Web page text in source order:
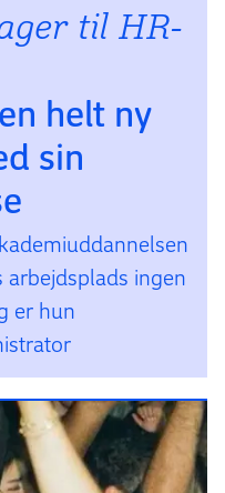
til HR-
helt ny
sin
arbejdsplads ingen
er hun